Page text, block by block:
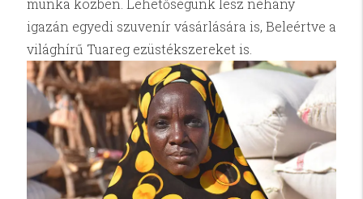
munka közben. Lehetőségünk lesz néhány
igazán egyedi szuvenír vásárlására is, Beleértve a
világhírű Tuareg ezüstékszereket is.